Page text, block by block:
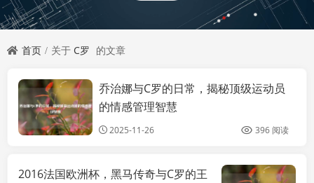
首页 关于 C罗 的文章
攻略
乔治娜与C罗的日常，揭秘顶级运动员
的情感管理智慧
2025-11-26 396 阅读
2016法国欧洲杯，黑马传奇与C罗的王